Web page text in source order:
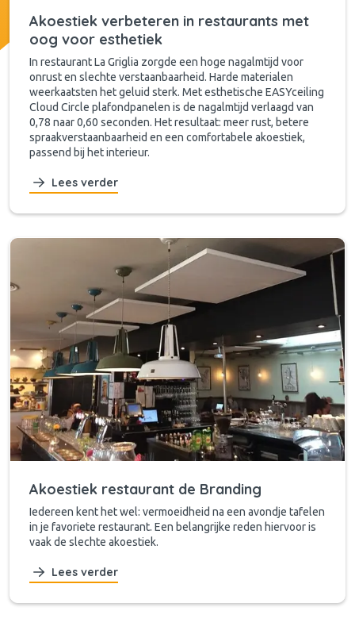
Akoestiek verbeteren in restaurants met
oog voor esthetiek
In restaurant La Griglia zorgde een hoge nagalmtijd voor
onrust en slechte verstaanbaarheid. Harde materialen
weerkaatsten het geluid sterk. Met esthetische EASYceiling
Cloud Circle plafondpanelen is de nagalmtijd verlaagd van
0,78 naar 0,60 seconden. Het resultaat: meer rust, betere
spraakverstaanbaarheid en een comfortabele akoestiek,
passend bij het interieur.
Lees verder
Akoestiek restaurant de Branding
Iedereen kent het wel: vermoeidheid na een avondje tafelen
in je favoriete restaurant. Een belangrijke reden hiervoor is
vaak de slechte akoestiek.
Lees verder